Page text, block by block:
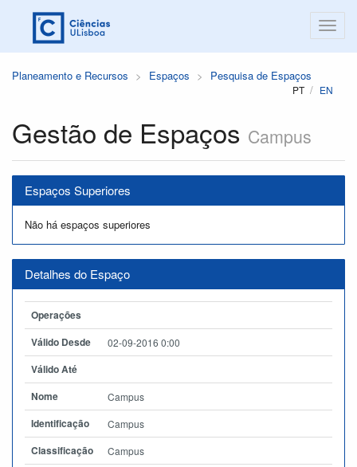
Planeamento e Recursos Espaços Pesquisa de Espaços
PT EN
Gestão de Espaços Campus
Espaços Superiores
Não há espaços superiores
Detalhes do Espaço
Operações
Válido Desde
02-09-2016 0:00
Válido Até
Nome
Campus
Identificação Campus
Classificação Campus